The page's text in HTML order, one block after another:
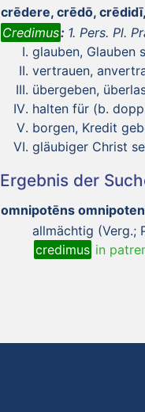
crēdere, crēdō,
Credimus: 1. Pers. Pl.
glauben, Glauben
vertrauen,
übergeben,
halten für (b.
borgen, Kredit
gläubiger Christ
Ergebnis der
omnipotēns
allmächtig (Verg.;
credimus in